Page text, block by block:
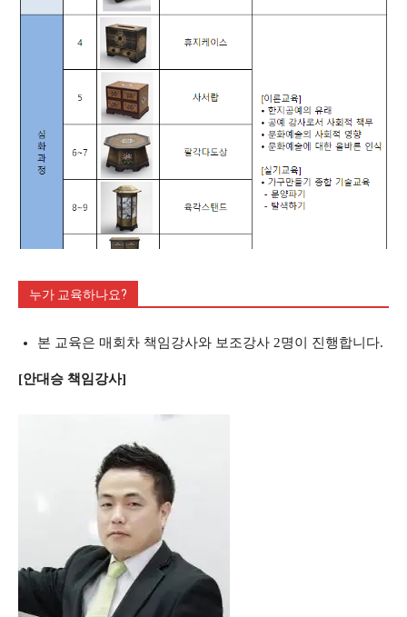
누가 교육하나요?
본 교육은 매회차 책임강사와 보조강사 2명이 진행합니다.
[안대승 책임강사]